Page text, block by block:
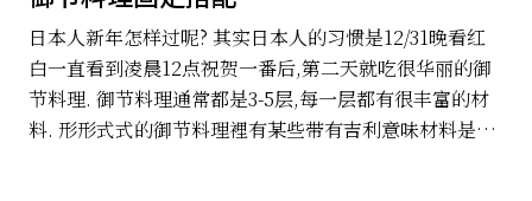
日本人新年怎样过呢? 其实日本人的习惯是12/31晚看红
白一直看到凌晨12点祝贺一番后,第二天就吃很华丽的御
节料理. 御节料理通常都是3-5层,每一层都有很丰富的材
料. 形形式式的御节料理裡有某些带有吉利意味材料是不